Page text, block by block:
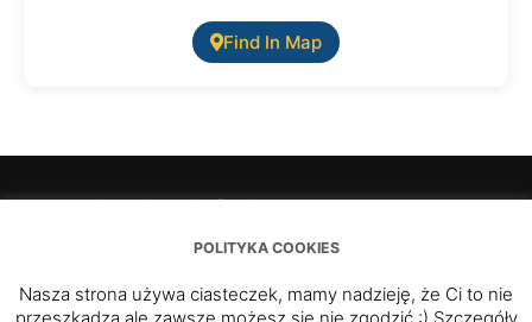
Find In Map
O Nas i zbrojowni słów kilka…
Formularz kontaktowy
POLITYKA COOKIES
Nasza strona używa ciasteczek, mamy nadzieję, że Ci to nie